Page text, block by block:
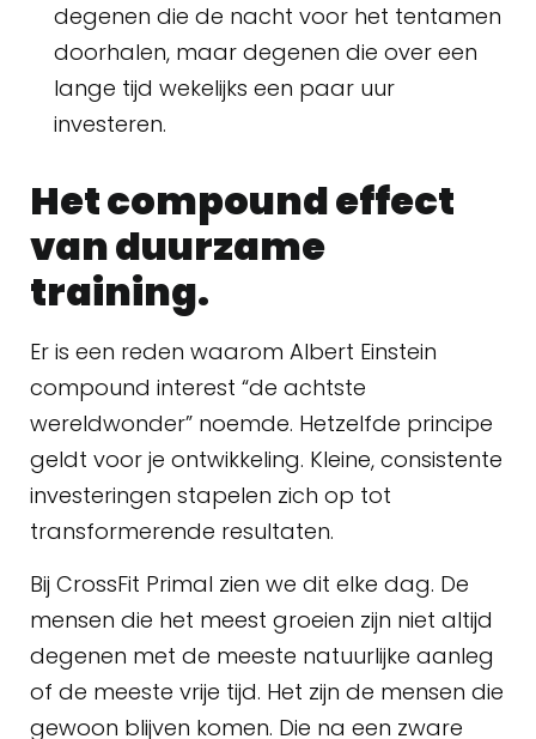
degenen die de nacht voor het tentamen
doorhalen, maar degenen die over een
lange tijd wekelijks een paar uur
investeren.
Het compound effect
van duurzame
training.
Er is een reden waarom Albert Einstein
compound interest “de achtste
wereldwonder” noemde. Hetzelfde principe
geldt voor je ontwikkeling. Kleine, consistente
investeringen stapelen zich op tot
transformerende resultaten.
Bij CrossFit Primal zien we dit elke dag. De
mensen die het meest groeien zijn niet altijd
degenen met de meeste natuurlijke aanleg
of de meeste vrije tijd. Het zijn de mensen die
gewoon blijven komen. Die na een zware